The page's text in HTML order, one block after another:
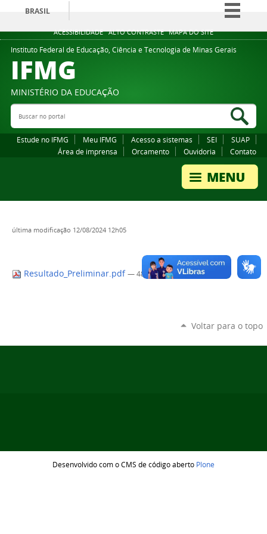
ACESSIBILIDADE ALTO CONTRASTE MAPA DO SITE
BRASIL
Simplifique!
Comunica BR
Legislação
Instituto Federal de Educação, Ciência e Tecnologia de Minas Gerais
IFMG
MINISTÉRIO DA EDUCAÇÃO
Buscar no portal
Estude no IFMG Meu IFMG Acesso a sistemas SEI
SUAP
Área de imprensa
Orcamento Ouvidoria Contato
última modificação 12/08/2024 12h05
Resultado_Preliminar.pdf — 48 KB
Voltar para o topo
Desenvolvido com o CMS de código aberto Plone